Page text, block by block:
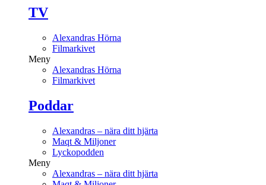
TV
Alexandras Hörna
Filmarkivet
Meny
Alexandras Hörna
Filmarkivet
Poddar
Alexandras – nära ditt hjärta
Maqt & Miljoner
Lyckopodden
Meny
Alexandras – nära ditt hjärta